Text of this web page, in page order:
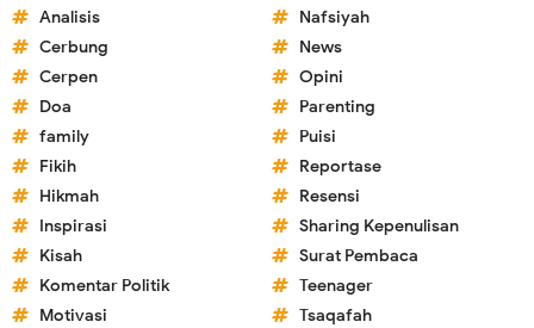
Analisis
Cerbung
Cerpen
Doa
family
Fikih
Hikmah
Inspirasi
Kisah
Komentar Politik
Motivasi
Nafsiyah
News
Opini
Parenting
Puisi
Reportase
Resensi
Sharing Kepenulisan
Surat Pembaca
Teenager
Tsaqafah